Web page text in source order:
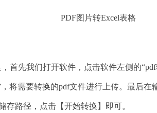
PDF图片转Excel表格
先我们打开软件，点击软件左侧的“pdf
将需要转换的pdf文件进行上传。最后
存路径，点击【开始转换】即可。